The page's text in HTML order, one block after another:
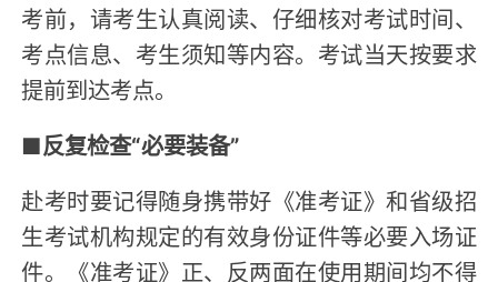
考前，请考生认真阅读、仔细核对考试时间、
考点信息、考生须知等内容。考试当天按要求
提前到达考点。
■反复检查“必要装备”
赴考时要记得随身携带好《准考证》和省级招
生考试机构规定的有效身份证件等必要入场证
件。《准考证》正、反两面在使用期间均不得